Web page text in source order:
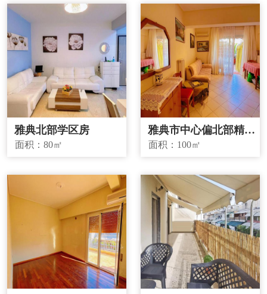
雅典北部学区房
面积：80㎡
雅典市中心偏北部精品
投资房源
面积： 100㎡